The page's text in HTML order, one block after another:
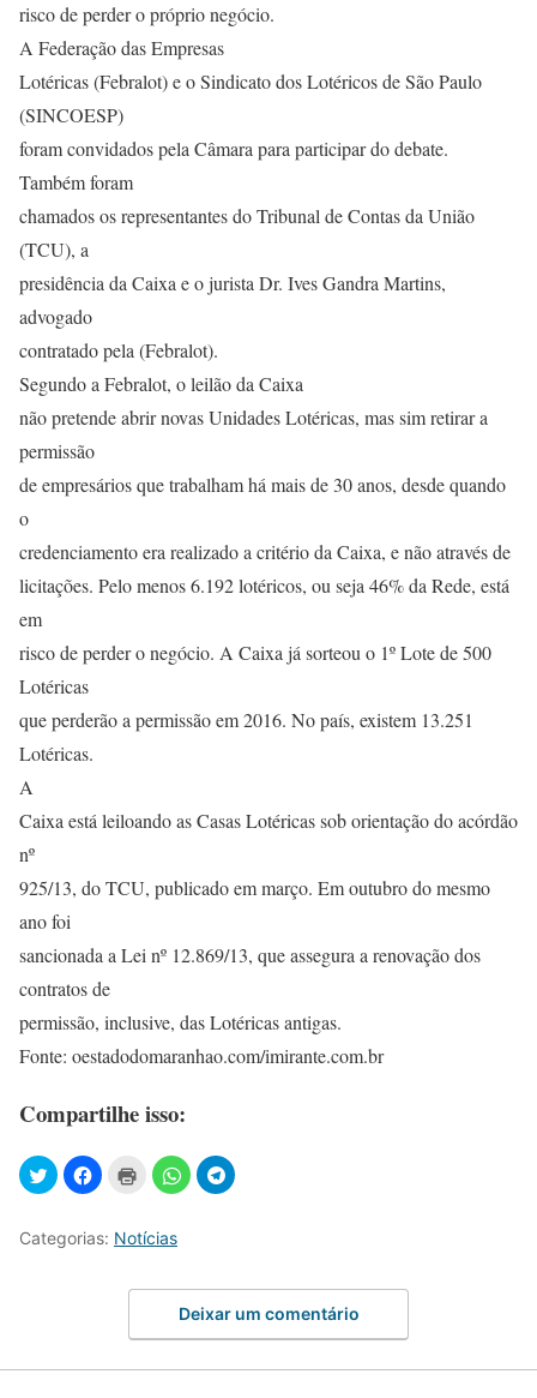
risco de perder o próprio negócio.
A Federação das Empresas
Lotéricas (Febralot) e o Sindicato dos Lotéricos de São Paulo
(SINCOESP)
foram convidados pela Câmara para participar do debate.
Também foram
chamados os representantes do Tribunal de Contas da União
(TCU), a
presidência da Caixa e o jurista Dr. Ives Gandra Martins,
advogado
contratado pela (Febralot).
Segundo a Febralot, o leilão da Caixa
não pretende abrir novas Unidades Lotéricas, mas sim retirar a
permissão
de empresários que trabalham há mais de 30 anos, desde quando
o
credenciamento era realizado a critério da Caixa, e não através de
licitações. Pelo menos 6.192 lotéricos, ou seja 46% da Rede, está
em
risco de perder o negócio. A Caixa já sorteou o 1º Lote de 500
Lotéricas
que perderão a permissão em 2016. No país, existem 13.251
Lotéricas.
A
Caixa está leiloando as Casas Lotéricas sob orientação do acórdão
nº
925/13, do TCU, publicado em março. Em outubro do mesmo
ano foi
sancionada a Lei nº 12.869/13, que assegura a renovação dos
contratos de
permissão, inclusive, das Lotéricas antigas.
Fonte: oestadodomaranhao.com/imirante.com.br
Compartilhe isso:
Categorias: Notícias
Deixar um comentário